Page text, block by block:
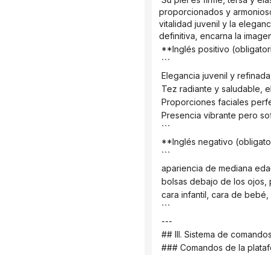
proporcionados y
vitalidad juvenil y la
definitiva, encarna la
**Inglés positivo
```
Elegancia juvenil y
Tez radiante y saludable,
Proporciones faciales
Presencia vibrante pero
```
**Inglés negativo
```
apariencia de mediana
bolsas debajo de los ojos,
cara infantil, cara de bebé,
```
---
## III. Sistema de
### Comandos de la